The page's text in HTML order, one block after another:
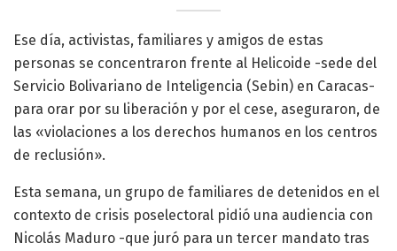
Ese día, activistas, familiares y amigos de estas
personas se concentraron frente al Helicoide -sede del
Servicio Bolivariano de Inteligencia (Sebin) en Caracas-
para orar por su liberación y por el cese, aseguraron, de
las «violaciones a los derechos humanos en los centros
de reclusión».
Esta semana, un grupo de familiares de detenidos en el
contexto de crisis poselectoral pidió una audiencia con
Nicolás Maduro -que juró para un tercer mandato tras